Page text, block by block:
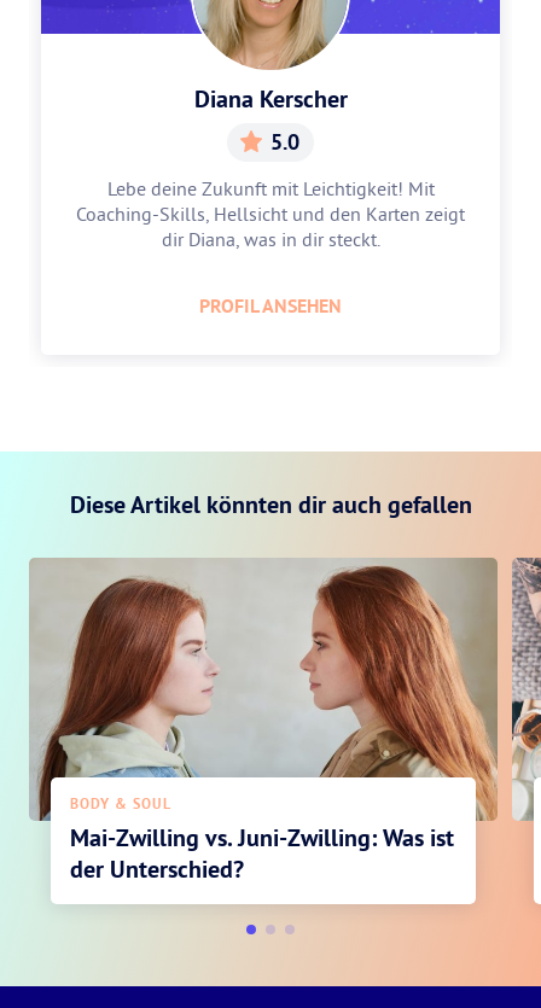
Diana Kerscher
5.0
Lebe deine Zukunft mit Leichtigkeit! Mit
Coaching-Skills, Hellsicht und den Karten zeigt
dir Diana, was in dir steckt.
PROFIL ANSEHEN
Diese Artikel könnten dir auch gefallen
BODY & SOUL
Mai-Zwilling vs. Juni-Zwilling: Was ist
der Unterschied?